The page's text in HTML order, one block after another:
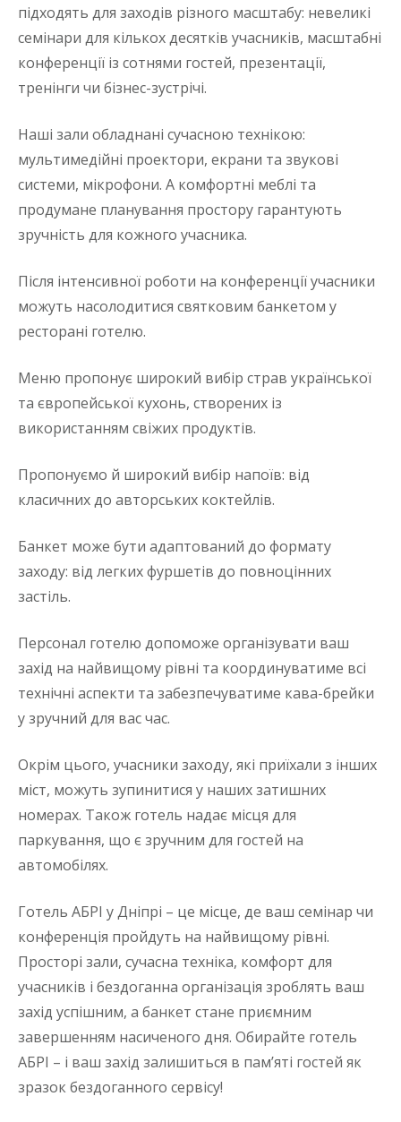
підходять для заходів різного масштабу: невеликі
семінари для кількох десятків учасників, масштабні
конференції із сотнями гостей, презентації,
тренінги чи бізнес-зустрічі.
Наші зали обладнані сучасною технікою:
мультимедійні проектори, екрани та звукові
системи, мікрофони. А комфортні меблі та
продумане планування простору гарантують
зручність для кожного учасника.
Після інтенсивної роботи на конференції учасники
можуть насолодитися святковим банкетом у
ресторані готелю.
Меню пропонує широкий вибір страв української
та європейської кухонь, створених із
використанням свіжих продуктів.
Пропонуємо й широкий вибір напоїв: від
класичних до авторських коктейлів.
Банкет може бути адаптований до формату
заходу: від легких фуршетів до повноцінних
застіль.
Персонал готелю допоможе організувати ваш
захід на найвищому рівні та координуватиме всі
технічні аспекти та забезпечуватиме кава-брейки
у зручний для вас час.
Окрім цього, учасники заходу, які приїхали з інших
міст, можуть зупинитися у наших затишних
номерах. Також готель надає місця для
паркування, що є зручним для гостей на
автомобілях.
Готель АБРІ у Дніпрі – це місце, де ваш семінар чи
конференція пройдуть на найвищому рівні.
Просторі зали, сучасна техніка, комфорт для
учасників і бездоганна організація зроблять ваш
захід успішним, а банкет стане приємним
завершенням насиченого дня. Обирайте готель
АБРІ – і ваш захід залишиться в пам’яті гостей як
зразок бездоганного сервісу!